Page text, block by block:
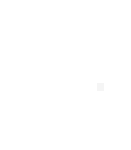
易相關給付款項請求債